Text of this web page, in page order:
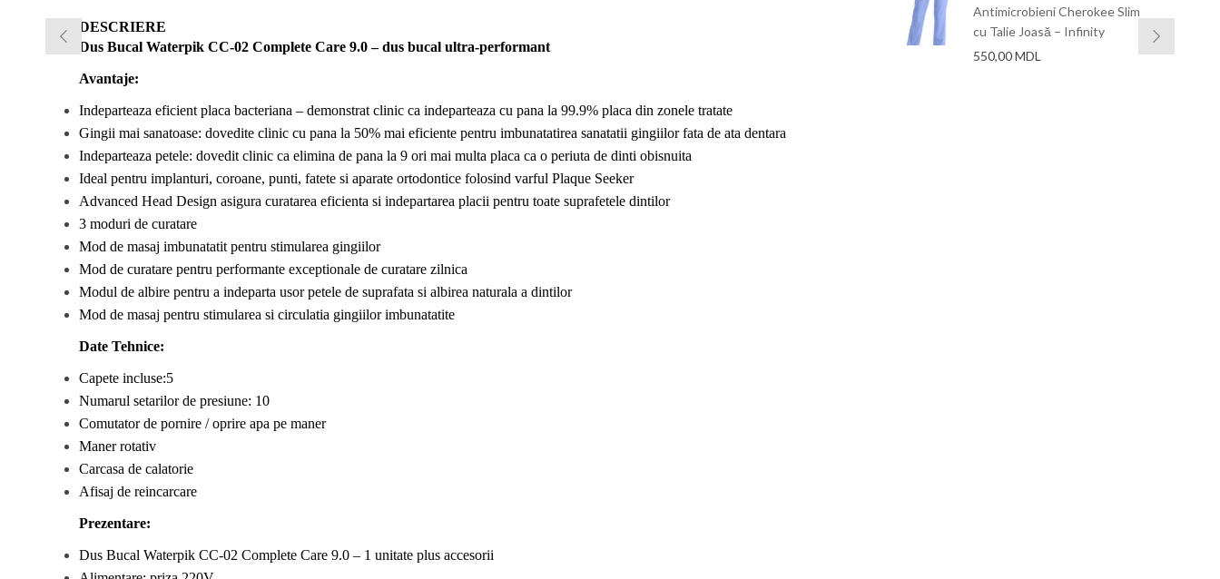
DESCRIERE
Dus Bucal Waterpik CC-02 Complete Care 9.0 – dus bucal ultra-performant
Avantaje:
Indeparteaza eficient placa bacteriana – demonstrat clinic ca indeparteaza cu pana la 99.9% placa din zonele tratate
Gingii mai sanatoase: dovedite clinic cu pana la 50% mai eficiente pentru imbunatatirea sanatatii gingiilor fata de ata dentara
Indeparteaza petele: dovedit clinic ca elimina de pana la 9 ori mai multa placa ca o periuta de dinti obisnuita
Ideal pentru implanturi, coroane, punti, fatete si aparate ortodontice folosind varful Plaque Seeker
Advanced Head Design asigura curatarea eficienta si indepartarea placii pentru toate suprafetele dintilor
3 moduri de curatare
Mod de masaj imbunatatit pentru stimularea gingiilor
Mod de curatare pentru performante exceptionale de curatare zilnica
Modul de albire pentru a indeparta usor petele de suprafata si albirea naturala a dintilor
Mod de masaj pentru stimularea si circulatia gingiilor imbunatatite
Date Tehnice:
Capete incluse:5
Numarul setarilor de presiune: 10
Comutator de pornire / oprire apa pe maner
Maner rotativ
Carcasa de calatorie
Afisaj de reincarcare
Prezentare:
Dus Bucal Waterpik CC-02 Complete Care 9.0 – 1 unitate plus accesorii
550,00MDL
Antimicrobieni Cherokee Slim
cu Talie Joasă – Infinity
550,00MDL